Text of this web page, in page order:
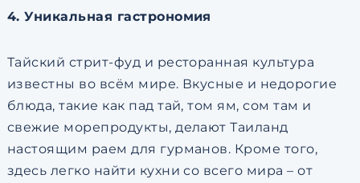
4. Уникальная гастрономия
Тайский стрит-фуд и ресторанная культура
известны во всём мире. Вкусные и недорогие
блюда, такие как пад тай, том ям, сом там и
свежие морепродукты, делают Таиланд
настоящим раем для гурманов. Кроме того,
здесь легко найти кухни со всего мира – от